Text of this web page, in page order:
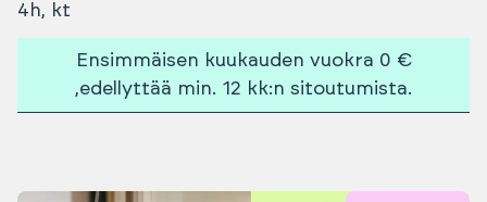
4h, kt
Ensimmäisen kuukauden vuokra 0 €
,edellyttää min. 12 kk:n sitoutumista.